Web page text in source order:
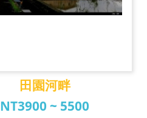
田園河畔
NT3900 ~ 5500